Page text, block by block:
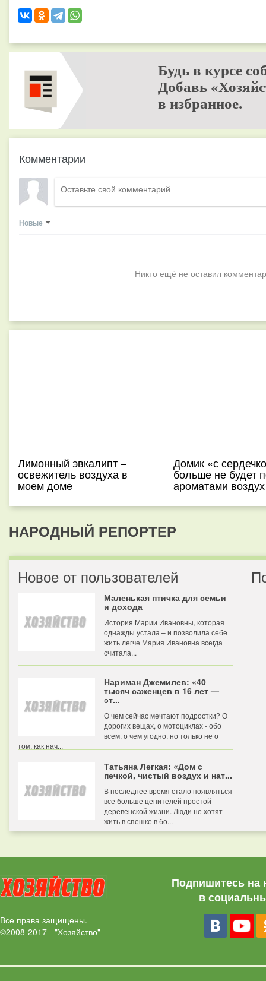
Будь в курсе
Добавь
в избранное.
Комментарии
Новые
Никто ещё не оставил
Лимонный эвкалипт –
освежитель воздуха в
моем доме
Домик «с
больше не будет
ароматами воздух
НАРОДНЫЙ РЕПОРТЕР
Новое от пользователей
Маленькая птичка для семьи
и дохода
История Марии Ивановны, которая
однажды устала – и позволила себе
жить легче Мария Ивановна всегда
считала...
Нариман Джемилев: «40
тысяч саженцев в 16 лет —
эт...
О чем сейчас мечтают подростки? О
дорогих вещах, о мотоциклах - обо
всем, о чем угодно, но только не о
том, как нач...
Татьяна Легкая: «Дом с
печкой, чистый воздух и нат...
В последнее время стало появляться
все больше ценителей простой
деревенской жизни. Люди не хотят
жить в спешке в бо...
Все права защищены.
©2008-2017 - "Хозяйство"
Подпишитесь на
в